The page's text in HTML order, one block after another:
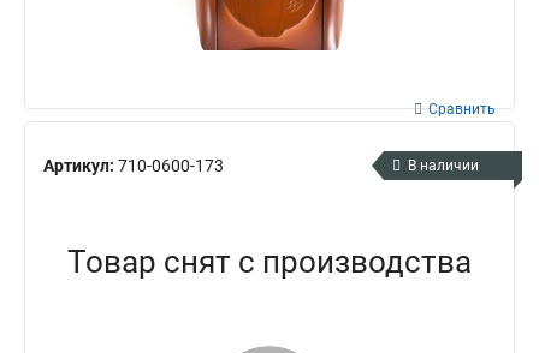
Артикул: 710-0600-173
Сравнить
В наличии
Товар снят с производства